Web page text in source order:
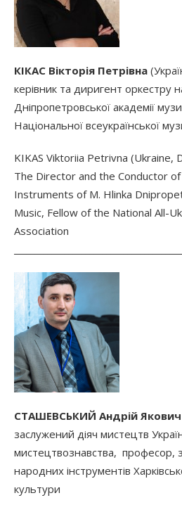
КІКАС Вікторія Петрівна
керівник та диригент оркестру
Дніпропетровської академії
Національної всеукраїнської
KIKAS Viktoriia Petrivna (Ukraine,
The Director and the Conductor
Instruments of M. Hlinka
Music, Fellow of the National All-
Association
СТАШЕВСЬКИЙ Андрій Якович
заслужений діяч мистецтв
мистецтвознавства, професор,
народних інструментів
культури